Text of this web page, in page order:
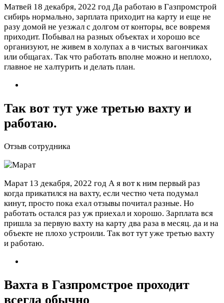
Матвей 18 декабря, 2022 год Да работаю в Газпромстрой
сибирь нормально, зарплата приходит на карту и еще не
разу домой не уезжал с долгом от конторы, все вовремя
приходит. Побывал на разных объектах и хорошо все
организуют, не живем в холупах а в чистых вагончиках
или общагах. Так что работать вполне можно и неплохо,
главное не халтурить и делать план.
Так вот тут уже третью вахту и
работаю.
Отзыв сотрудника
Марат 13 декабря, 2022 год А я вот к ним первый раз
когда прикатился на вахту, если честно чета подумал
кинут, просто пока ехал отзывы почитал разные. Но
работать остался раз уж приехал и хорошо. Зарплата вся
пришла за первую вахту на карту два раза в месяц. да и на
объекте не плохо устроили. Так вот тут уже третью вахту
и работаю.
Вахта в Газпромстрое проходит
всегда обычно